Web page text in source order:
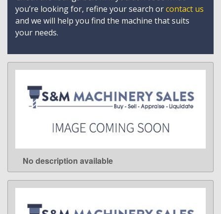
you’re looking for, refine your search orcontact us
and we will help you find the machine that suits
your needs.
LEARN MORE
No description available